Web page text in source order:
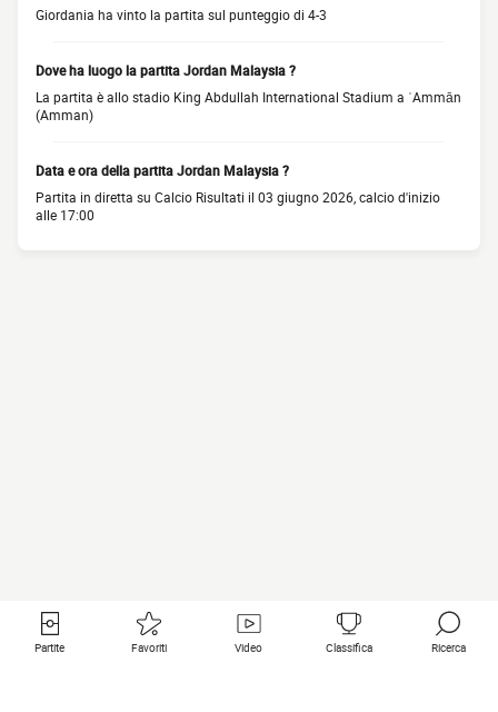
Giordania ha vinto la partita sul punteggio di 4-3
Dove ha luogo la partita Jordan Malaysia ?
La partita è allo stadio King Abdullah International Stadium a ʿAmmān
(Amman)
Data e ora della partita Jordan Malaysia ?
Partita in diretta su Calcio Risultati il 03 giugno 2026, calcio d'inizio
alle 17:00
Partite Favoriti Video Classifica Ricerca